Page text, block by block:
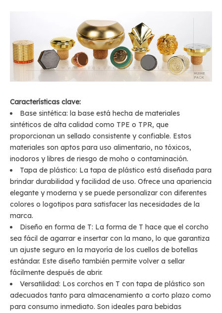
Características clave:
Base sintética: la base está hecha de materiales
sintéticos de alta calidad como TPE o TPR, que
proporcionan un sellado consistente y confiable. Estos
materiales son aptos para uso alimentario, no tóxicos,
inodoros y libres de riesgo de moho o contaminación.
Tapa de plástico: La tapa de plástico está diseñada para
brindar durabilidad y facilidad de uso. Ofrece una apariencia
elegante y moderna y se puede personalizar con diferentes
colores o logotipos para satisfacer las necesidades de la
marca.
Diseño en forma de T: La forma de T hace que el corcho
sea fácil de agarrar e insertar con la mano, lo que garantiza
un ajuste seguro en la mayoría de los cuellos de botellas
estándar. Este diseño también permite volver a sellar
fácilmente después de abrir.
Versatilidad: Los corchos en T con tapa de plástico son
adecuados tanto para almacenamiento a corto plazo como
para consumo inmediato. Son ideales para bebidas